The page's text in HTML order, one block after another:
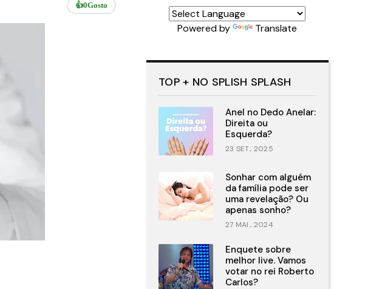
👍0Gosto
Powered by Translate
TOP + NO SPLISH SPLASH
Anel no Dedo Anelar:
Direita ou
Esquerda?
23 SET., 2025
Sonhar com alguém
da família pode ser
uma revelação? Ou
apenas sonho?
27 MAI., 2024
Enquete sobre
melhor live. Vamos
votar no rei Roberto
Carlos?